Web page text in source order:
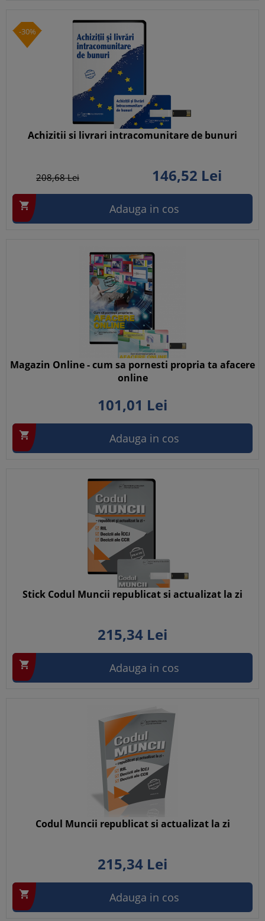
-30%
Achizitii si livrari intracomunitare de bunuri
208,68Lei 146,52 Lei
 Adauga in cos
Magazin Online - cum sa pornesti propria ta afacere
online
101,01 Lei
 Adauga in cos
Stick Codul Muncii republicat si actualizat la zi
215,34 Lei
 Adauga in cos
Codul Muncii republicat si actualizat la zi
215,34 Lei
 Adauga in cos